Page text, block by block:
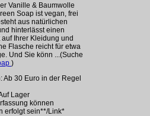
Vanille & Baumwolle
Soap ist vegan, frei
aus natürlichen
hinterlässt einen
Ihrer Kleidung und
Flasche reicht für etwa
Und Sie könn ...(Suche
)
Ab 30 Euro in der Regel
Lager
können
erfolgt sein**/Link*